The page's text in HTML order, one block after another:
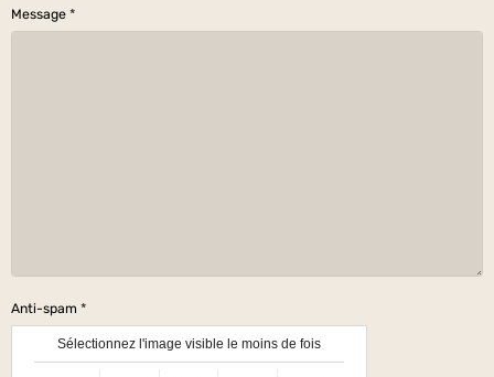
Message
Anti-spam
Sélectionnez l'image visible le moins de fois